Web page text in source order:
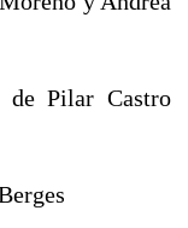
de Pilar Castro